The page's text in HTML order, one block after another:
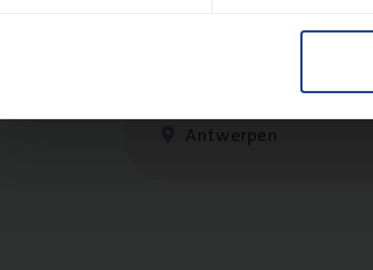
Sales Management
Antwerpen